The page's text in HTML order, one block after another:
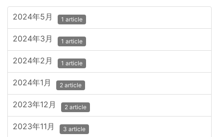
2024年5月 1 article
2024年3月 1 article
2024年2月 1 article
2024年1月 2 article
2023年12月 2 article
2023年11月 3 article